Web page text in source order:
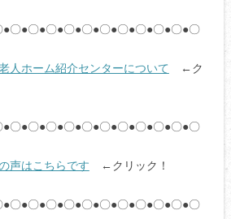
〇●〇●〇●〇●〇●〇●〇●〇●〇●〇●〇
人ホーム紹介センターについて ←ク
〇●〇●〇●〇●〇●〇●〇●〇●〇●〇●〇
声はこちらです ←クリック！
〇●〇●〇●〇●〇●〇●〇●〇●〇●〇●〇